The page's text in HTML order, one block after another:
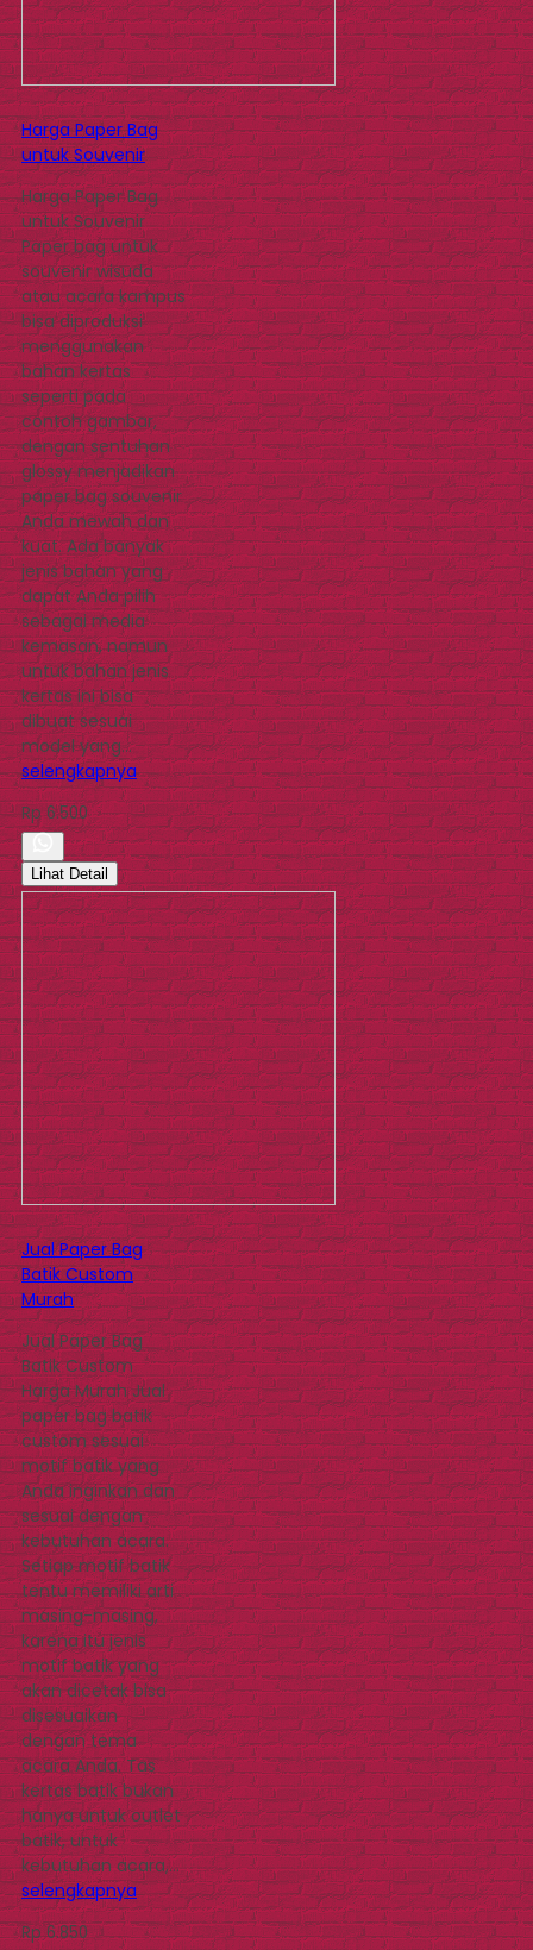
Harga Paper Bag
untuk Souvenir
Harga Paper Bag
untuk Souvenir
Paper bag untuk
souvenir wisuda
atau acara kampus
bisa diproduksi
menggunakan
bahan kertas
seperti pada
contoh gambar,
dengan sentuhan
glossy menjadikan
paper bag souvenir
Anda mewah dan
kuat. Ada banyak
jenis bahan yang
dapat Anda pilih
sebagai media
kemasan, namun
untuk bahan jenis
kertas ini bisa
dibuat sesuai
model yang…
selengkapnya
Rp 6.500
Lihat Detail
Jual Paper Bag
Batik Custom
Murah
Jual Paper Bag
Batik Custom
Harga Murah Jual
paper bag batik
custom sesuai
motif batik yang
Anda inginkan dan
sesuai dengan
kebutuhan acara.
Setiap motif batik
tentu memiliki arti
masing-masing,
karena itu jenis
motif batik yang
akan dicetak bisa
disesuaikan
dengan tema
acara Anda. Tas
kertas batik bukan
hanya untuk outlet
batik, untuk
kebutuhan acara,…
selengkapnya
Rp 6.850